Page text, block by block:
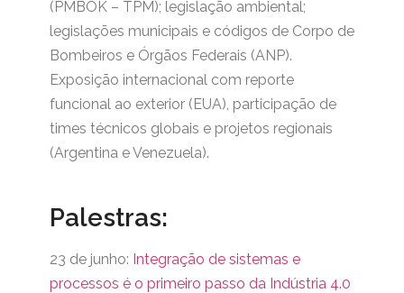
(PMBOK – TPM); legislação ambiental;
legislações municipais e códigos de Corpo de
Bombeiros e Órgãos Federais (ANP).
Exposição internacional com reporte
funcional ao exterior (EUA), participação de
times técnicos globais e projetos regionais
(Argentina e Venezuela).
Palestras:
23 de junho: Integração de sistemas e
processos é o primeiro passo da Indústria 4.0